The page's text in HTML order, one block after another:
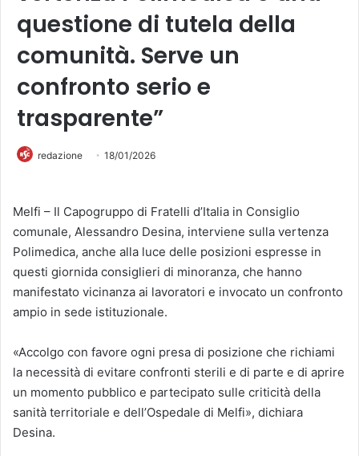
questione di tutela della
comunità. Serve un
confronto serio e
trasparente”
redazione 18/01/2026
Melfi – Il Capogruppo di Fratelli d’Italia in Consiglio
comunale, Alessandro Desina, interviene sulla vertenza
Polimedica, anche alla luce delle posizioni espresse in
questi giornida consiglieri di minoranza, che hanno
manifestato vicinanza ai lavoratori e invocato un confronto
ampio in sede istituzionale.
«Accolgo con favore ogni presa di posizione che richiami
la necessità di evitare confronti sterili e di parte e di aprire
un momento pubblico e partecipato sulle criticità della
sanità territoriale e dell’Ospedale di Melfi», dichiara
Desina.